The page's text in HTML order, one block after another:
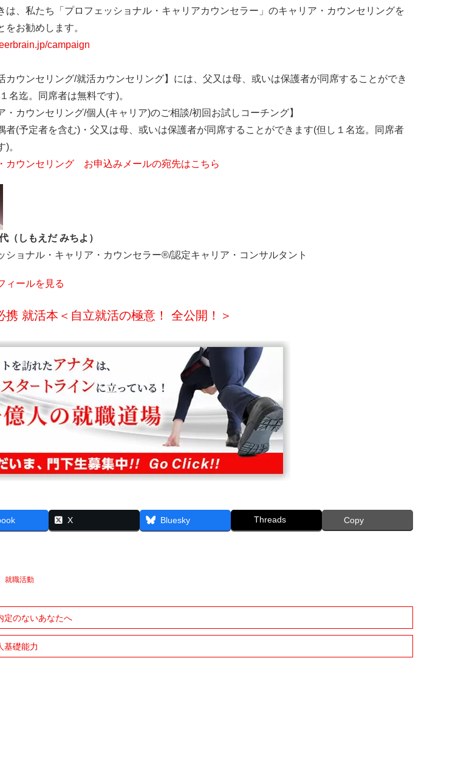
は、私たち「プロフェッショナル・キャリアカウンセラー」のキャリア・カウンセリングを
をお勧めします。
campaign
カウンセリング/就活カウンセリング】には、父又は母、或いは保護者が同席することができ
名迄。同席者は無料です)。
・カウンセリング/個人(キャリア)のご相談/初回お試しコーチング】
者(予定者を含む)・父又は母、或いは保護者が同席することができます(但し１名迄。同席者
)。
カウンセリング お申込みメールの宛先はこちら
（しもえだ みちよ）
ショナル・キャリア・カウンセラー®/認定キャリア・コンサルタント
ィールを見る
携 就活本＜自立就活の極意！ 全公開！＞
X Bluesky Threads Copy
就職活動
定のないあなたへ
基礎能力